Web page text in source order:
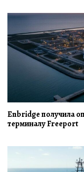
Enbridge получила
терминалу Freeport